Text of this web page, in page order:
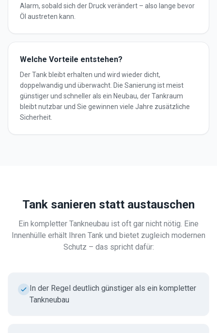
Alarm, sobald sich der Druck verändert – also lange bevor
Öl austreten kann.
Welche Vorteile entstehen?
Der Tank bleibt erhalten und wird wieder dicht,
doppelwandig und überwacht. Die Sanierung ist meist
günstiger und schneller als ein Neubau, der Tankraum
bleibt nutzbar und Sie gewinnen viele Jahre zusätzliche
Sicherheit.
Tank sanieren statt austauschen
Ein kompletter Tankneubau ist oft gar nicht nötig. Eine
Innenhülle erhält Ihren Tank und bietet zugleich modernen
Schutz – das spricht dafür:
In der Regel deutlich günstiger als ein kompletter
Tankneubau